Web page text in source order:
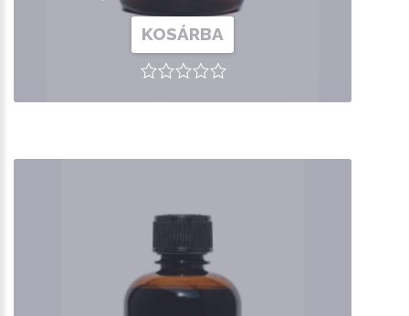
KOSÁRBA